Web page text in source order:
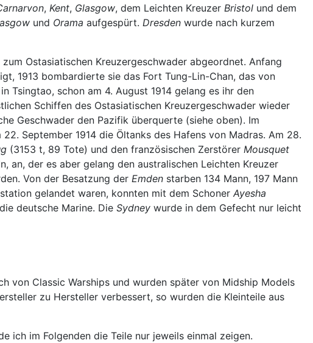
, Kent, Glasgow, dem Leichten Kreuzer Bristol und dem
und Orama aufgespürt. Dresden wurde nach kurzem
Ostasiatischen Kreuzergeschwader abgeordnet. Anfang
1913 bombardierte sie das Fort Tung-Lin-Chan, das von
Tsingtao, schon am 4. August 1914 gelang es ihr den
Schiffen des Ostasiatischen Kreuzergeschwader wieder
Geschwader den Pazifik überquerte (siehe oben). Im
September 1914 die Öltanks des Hafens von Madras. Am 28.
(3153 t, 89 Tote) und den französischen Zerstörer Mousquet
an, der es aber gelang den australischen Leichten Kreuzer
Von der Besatzung der Emden starben 134 Mann, 197 Mann
gelandet waren, konnten mit dem Schoner Ayesha
deutsche Marine. Die Sydney wurde in dem Gefecht nur leicht
von Classic Warships und wurden später von Midship Models
zu Hersteller verbessert, so wurden die Kleinteile aus
ich im Folgenden die Teile nur jeweils einmal zeigen.